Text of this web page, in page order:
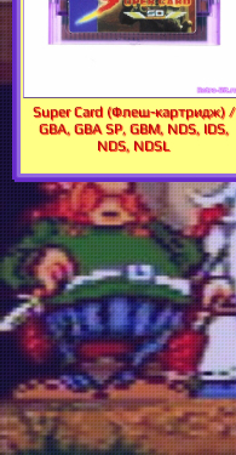
Super Card (Флеш-картридж) /
GBA, GBA SP, GBM, NDS, IDS,
NDS, NDSL